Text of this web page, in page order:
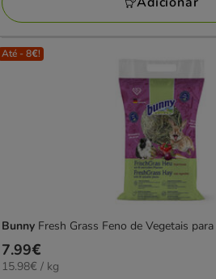
Até - 8€!
Bunny Fresh Grass Feno de Vegetais
Preço
7.99€
7.99€
15.98€
15.98€ / kg